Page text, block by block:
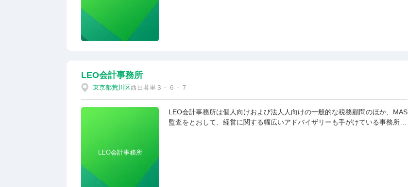
LEO会計事務所
東京都荒川区西日暮里３－６－７
LEO会計事務所
LEO会計事務所は個人向けおよび法人人向けの一般的な税務顧問のほか、MAS
監査をとおして、経営に関する幅広いアドバイザリーも手がけている事務所で